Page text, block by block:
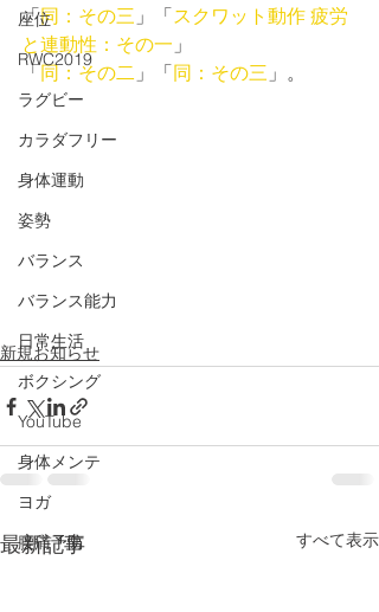
座位
RWC2019
ラグビー
カラダフリー
身体運動
姿勢
バランス
バランス能力
日常生活
ボクシング
YouTube
身体メンテ
ヨガ
腰痛予防
「同：その三 」「スクワット動作 疲労
と連動性：その一 」
「同：その二 」「同：その三 」。
新規お知らせ
最新記事 すべて表示